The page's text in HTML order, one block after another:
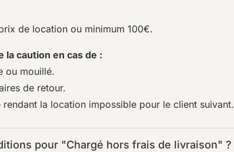
de location ou minimum 100€.
caution en cas de :
ou mouillé.
de retour.
la location impossible pour le client suivant.
pour "Chargé hors frais de livraison" ?